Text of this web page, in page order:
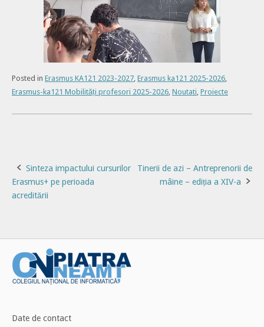
Posted in Erasmus KA121 2023-2027 Erasmus ka121 2025-2026
Erasmus-ka121 Mobilități profesori 2025-2026 Noutati Proiecte
Post
navigation
Sinteza impactului cursurilor
Erasmus+ pe perioada
acreditării
Tinerii de azi – Antreprenorii de
mâine – ediția a XIV-a
Date de contact